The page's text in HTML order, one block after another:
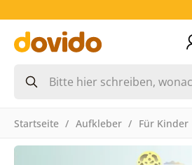
Startseite Aufkleber Für Kinder